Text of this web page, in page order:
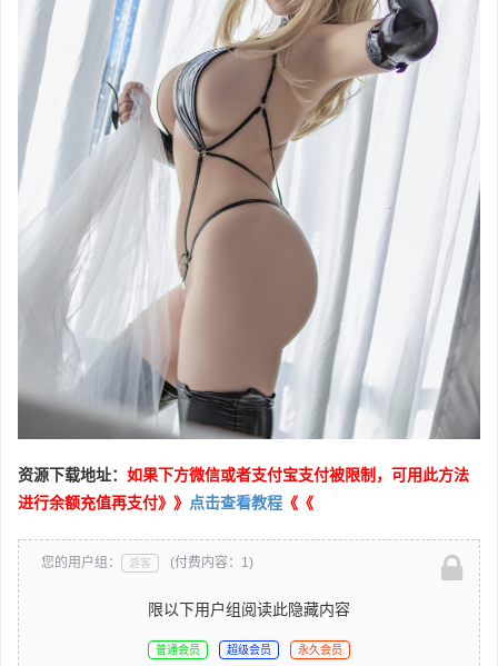
资源下载地址： 如果下方微信或者支付宝支付被限制，可用此方法
进行余额充值再支付》》 点击查看教程 《《
您的用户组： 游客 (付费内容：1)
限以下用户组阅读此隐藏内容
普通会员 超级会员 永久会员